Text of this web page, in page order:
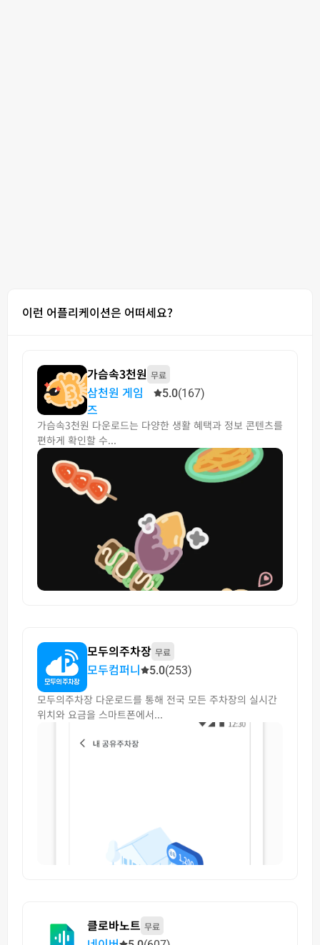
이런 어플리케이션은 어떠세요?
가슴속3천원 무료
삼천원 게임
즈
5.0(167)
가슴속3천원 다운로드는 다양한 생활 혜택과 정보 콘텐츠를
편하게 확인할 수...
모두의주차장 무료
모두컴퍼니 5.0(253)
모두의주차장 다운로드를 통해 전국 모든 주차장의 실시간
위치와 요금을 스마트폰에서...
클로바노트 무료